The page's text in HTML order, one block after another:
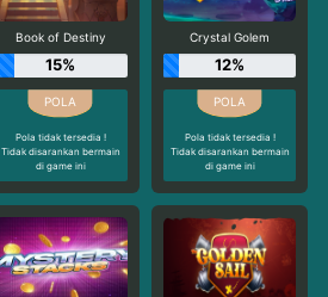
Book of Destiny
15%
Pola tidak tersedia !
Tidak disarankan bermain
di game ini
Crystal Golem
12%
Pola tidak tersedia !
Tidak disarankan bermain
di game ini